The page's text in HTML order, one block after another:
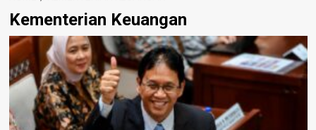
Kementerian Keuangan